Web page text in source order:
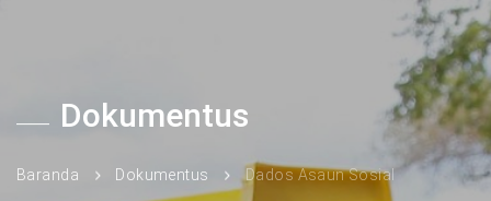
Dokumentus
Baranda Dokumentus Dados Asaun Sosial